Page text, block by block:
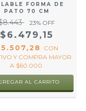
FORMA DE
PATO 70 CM
23% OFF
$6.479,15
CON
Y COMPRA MAYOR
A $60.000.